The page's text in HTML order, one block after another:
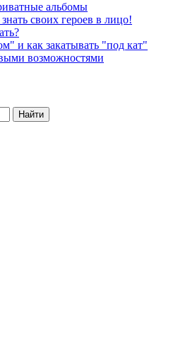
альбомы
своих героев в лицо!
и как закатывать "под кат"
возможностями
Найти